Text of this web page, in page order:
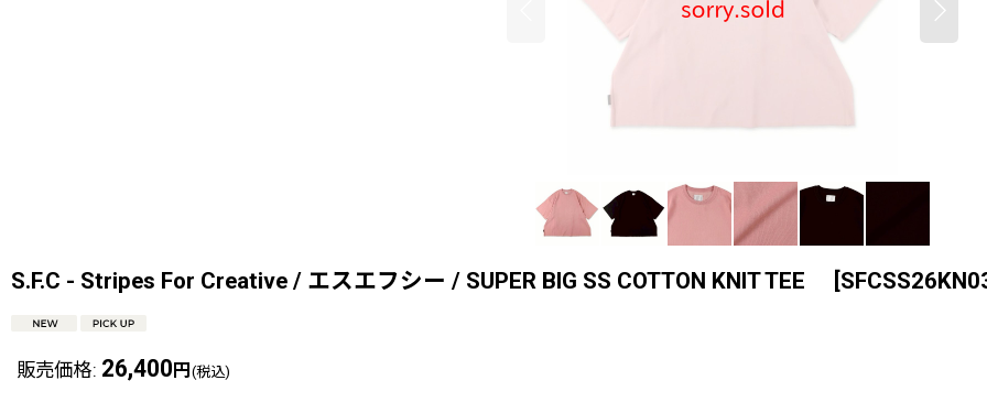
S.F.C - Stripes For Creative / エスエフシー / SUPER BIG SS COTTON KNIT TEE [
販売価格: 26,400 円 (税込)